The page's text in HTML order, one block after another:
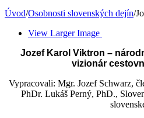
Úvod/Osobnosti slovenských dejín/
View Larger Image
Jozef Karol Viktron –
vizionár
Vypracovali: Mgr. Jozef Schwarz,
PhDr. Lukáš Perný, PhD.,